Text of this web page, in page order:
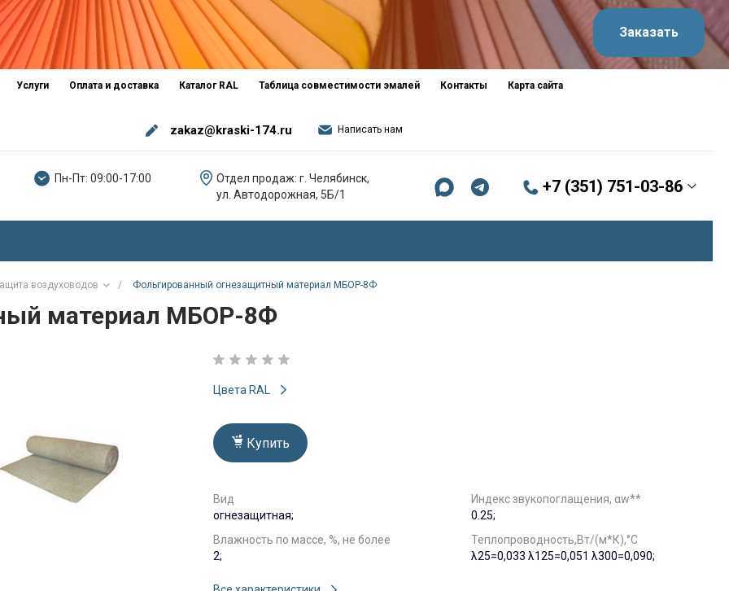
Заказать
Услуги Оплата и доставка Каталог RAL Таблица совместимости эмалей Контакты Карта сайта
zakaz@kraski-174.ru Написать нам
Пн-Пт: 09:00-17:00
Отдел продаж: г. Челябинск,
ул. Автодорожная, 5Б/1
+7 (351) 751-03-86
воздуховодов / Фольгированный огнезащитный материал МБОР-8Ф
материал МБОР-8Ф
Цвета RAL
Купить
Вид
огнезащитная;
Индекс звукопоглащения, αw**
0.25;
Влажность по массе, %, не более
2;
Теплопроводность,Вт/(м*К),°С
λ25=0,033 λ125=0,051 λ300=0,090;